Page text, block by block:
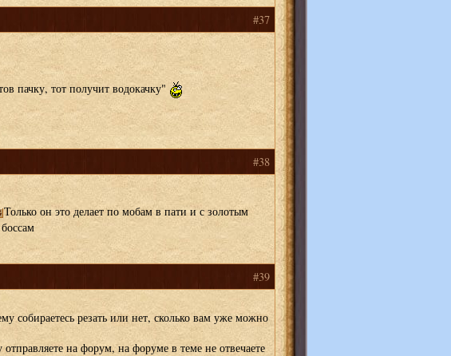
#37
пачку, тот получит водокачку"
#38
Только он это делает по мобам в пати и с золотым
#39
собираетесь резать или нет, сколько вам уже можно
на форум, на форуме в теме не отвечаете